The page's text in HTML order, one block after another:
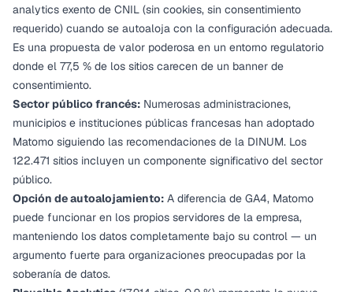
analytics exento de CNIL (sin cookies, sin consentimiento
requerido) cuando se autoaloja con la configuración adecuada.
Es una propuesta de valor poderosa en un entorno regulatorio
donde el 77,5 % de los sitios carecen de un banner de
consentimiento.
Sector público francés: Numerosas administraciones,
municipios e instituciones públicas francesas han adoptado
Matomo siguiendo las recomendaciones de la DINUM. Los
122.471 sitios incluyen un componente significativo del sector
público.
Opción de autoalojamiento: A diferencia de GA4, Matomo
puede funcionar en los propios servidores de la empresa,
manteniendo los datos completamente bajo su control — un
argumento fuerte para organizaciones preocupadas por la
soberanía de datos.